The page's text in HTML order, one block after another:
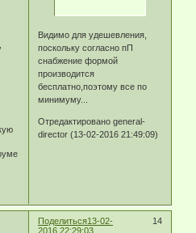
Видимо для удешевления,
поскольку согласно пП
снабжение формой
производится
бесплатно,поэтому все по
минимуму...
Отредактировано general-
director (13-02-2016 21:49:09)
Поделиться 14
13-02-
2016 22:29:03